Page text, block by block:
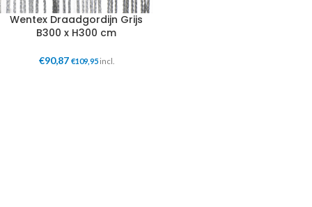
Wentex Draadgordijn Grijs
B300 x H300 cm
€90,87 €109,95incl.